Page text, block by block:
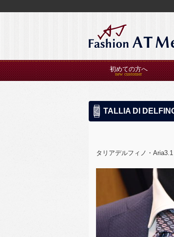
初めての方へ
TALLIA DI
タリアデルフィノ・